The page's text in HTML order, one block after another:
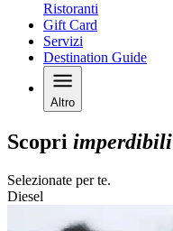
Ristoranti
Gift Card
Servizi
Destination Guide
Altro
Scopri imperdibili
Selezionate per te.
Diesel